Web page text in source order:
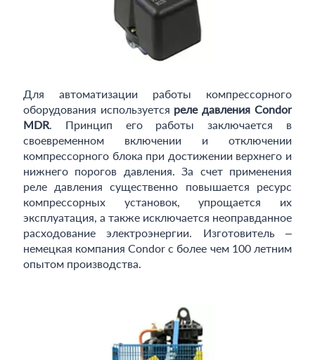
Для автоматизации работы компрессорного
оборудования используется реле давления Condor
MDR. Принцип его работы заключается в
своевременном включении и отключении
компрессорного блока при достижении верхнего и
нижнего порогов давления. За счет применения
реле давления существенно повышается ресурс
компрессорных установок, упрощается их
эксплуатация, а также исключается неоправданное
расходование электроэнергии. Изготовитель –
немецкая компания Condor с более чем 100 летним
опытом производства.